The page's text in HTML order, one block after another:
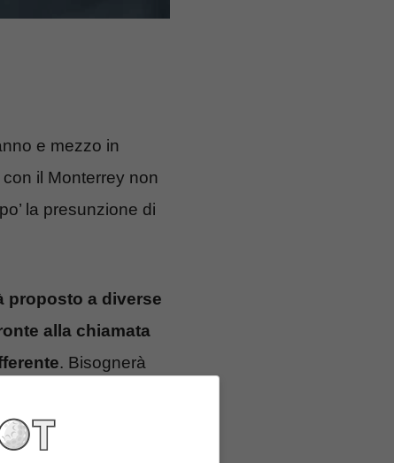
e mezzo in
il Monterrey non
la presunzione di
proposto a diverse
alla chiamata
. Bisognerà
ma la